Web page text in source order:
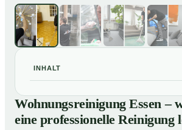
INHALT
01 Wohnungsreinigung Essen – warum
professionelle Reinigung lohnt
Wohnungsreinigung Essen –
eine professionelle Reinigung